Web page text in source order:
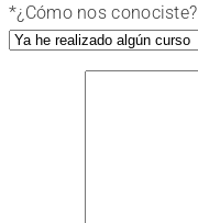
*¿Cómo nos conociste?